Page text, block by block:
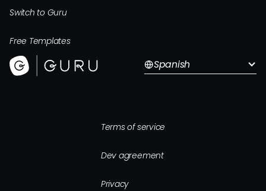
Switch to Guru
Free Templates
Spanish
Terms of service
Dev agreement
Privacy